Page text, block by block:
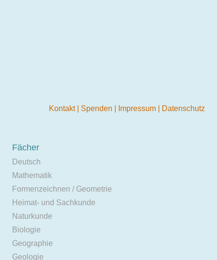
Kontakt Spenden Impressum Datenschutz
Fächer
Deutsch
Mathematik
Formenzeichnen / Geometrie
Heimat- und Sachkunde
Naturkunde
Biologie
Geographie
Geologie